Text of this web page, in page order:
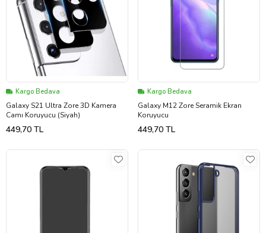
Kargo Bedava
Galaxy S21 Ultra Zore 3D Kamera
Camı Koruyucu (Siyah)
449,70 TL
Kargo Bedava
Galaxy M12 Zore Seramik Ekran
Koruyucu
449,70 TL